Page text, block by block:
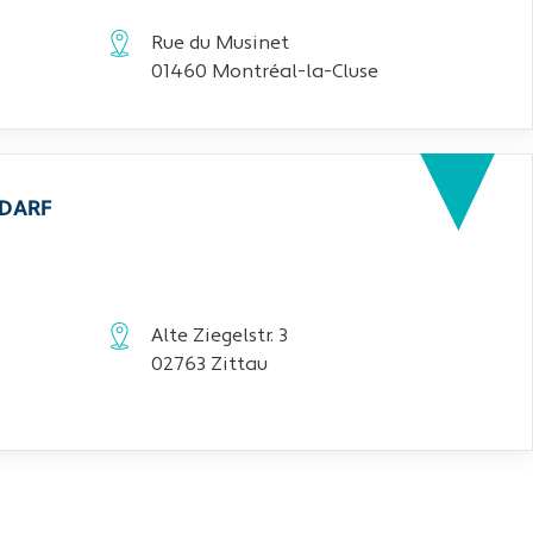
Rue du Musinet
01460 Montréal-la-Cluse
Alte Ziegelstr. 3
02763 Zittau